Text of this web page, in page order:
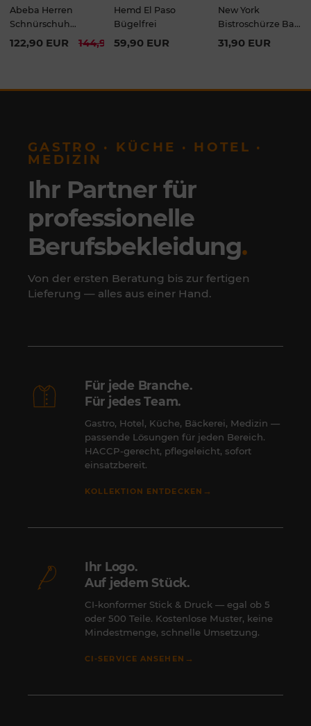
Abeba Herren
Schnürschuh
Business Men
122,90 EUR 144,90 EUR
Hemd El Paso
Bügelfrei
59,90 EUR
New York
Bistroschürze Bag
100x100cm
31,90 EUR
GASTRO · KÜCHE · HOTEL ·
MEDIZIN
Ihr Partner für
professionelle
Berufsbekleidung.
Von der ersten Beratung bis zur fertigen
Lieferung — alles aus einer Hand.
Für jede Branche.
Für jedes Team.
Gastro, Hotel, Küche, Bäckerei, Medizin —
passende Lösungen für jeden Bereich.
HACCP-gerecht, pflegeleicht, sofort
einsatzbereit.
KOLLEKTION ENTDECKEN →
Ihr Logo.
Auf jedem Stück.
CI-konformer Stick & Druck — egal ob 5
oder 500 Teile. Kostenlose Muster, keine
Mindestmenge, schnelle Umsetzung.
CI-SERVICE ANSEHEN →